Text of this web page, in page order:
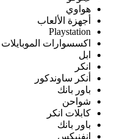
هواوي
أجهزة الألعاب
Playstation
اكسسوارات الموبايلات
ابل
انكر
أنكر ساوندكور
باور بانك
شواحن
كابلات انكر
باور بانك
انفنيكس